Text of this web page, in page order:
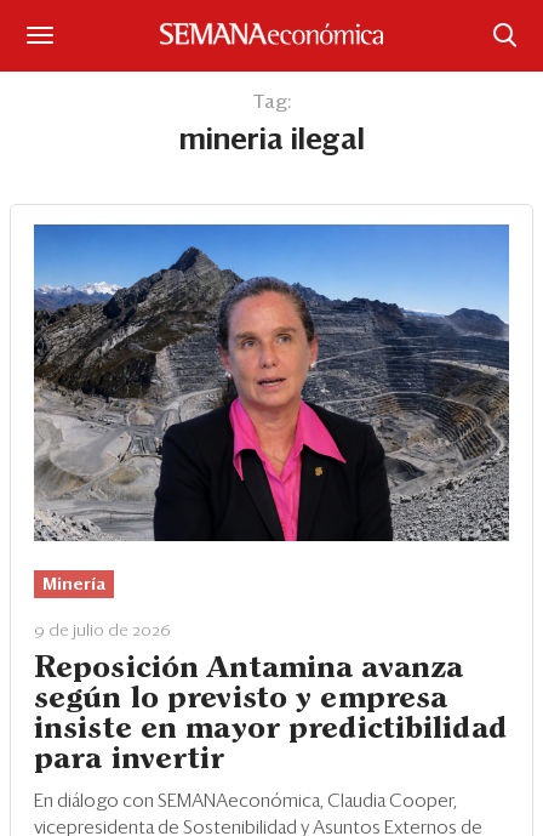
Portada
¿Qué está pasando?
Sectores y Empresas
Management
Economía y Finanzas
Legal y Política
Eventos
Blogs
Ranking CEO
Edición Impresa
Tag:
mineria ilegal
Minería
9 de julio de 2026
Reposición Antamina avanza
según lo previsto y empresa
insiste en mayor predictibilidad
para invertir
En diálogo con SEMANAeconómica, Claudia Cooper,
vicepresidenta de Sostenibilidad y Asuntos Externos de